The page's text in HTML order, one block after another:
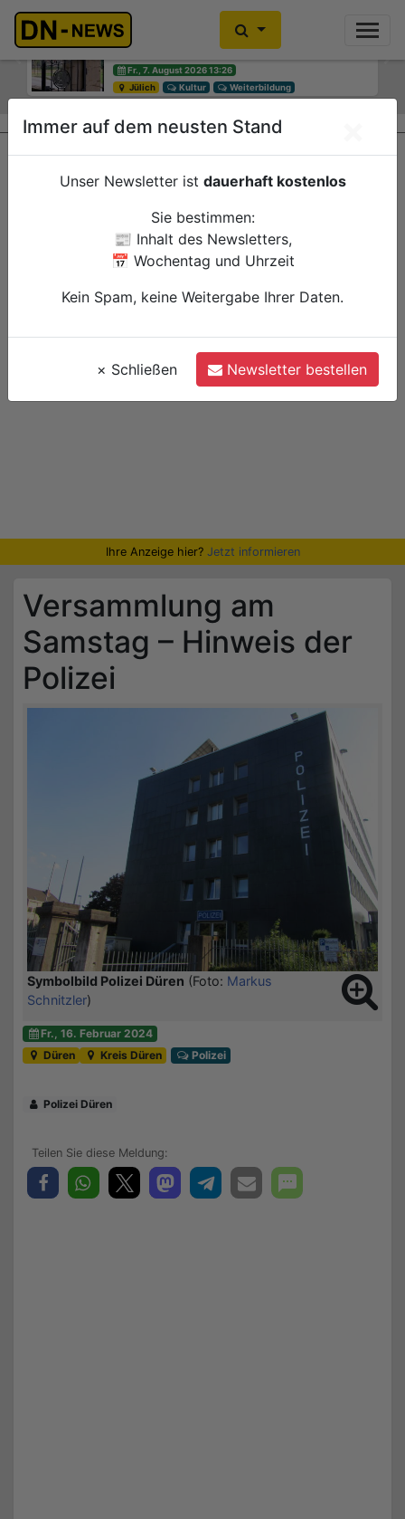
Diskussionen um Villa Buth:
Erinnerungsort oder Abriss?
Fr., 7. August 2026 13:26
Jülich
Kultur Weiterbildung
Einbrecher im Kleiderschrank
gefunden
Fr., 7. August 2026 10:30
Düren
Polizei
Previous
Ihre Anzeige hier? Jetzt informieren
Versammlung am
Samstag – Hinweis der
Polizei
Symbolbild Polizei Düren (Foto: Markus
Schnitzler)
Fr., 16. Februar 2024
Düren
Kreis Düren Polizei
Polizei Düren
Immer auf dem neusten Stand
Unser Newsletter ist dauerhaft kostenlos
Sie bestimmen:
📰 Inhalt des Newsletters,
📅 Wochentag und Uhrzeit
Kein Spam, keine Weitergabe Ihrer Daten.
× Schließen Newsletter bestellen